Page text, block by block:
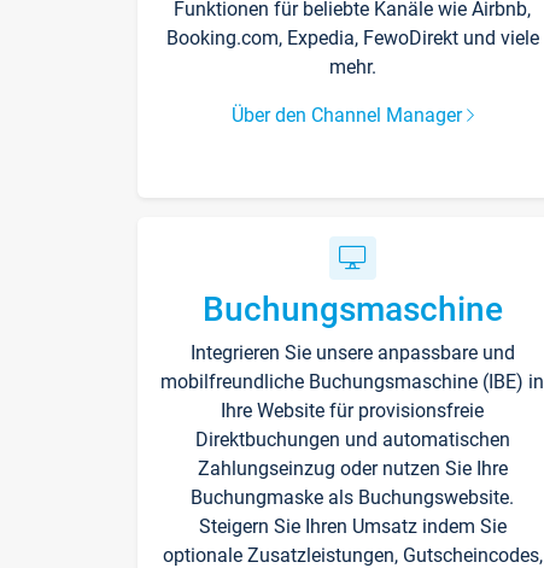
Funktionen für beliebte Kanäle wie Airbnb,
Booking.com, Expedia, FewoDirekt und viele
mehr.
Über den Channel Manager
Buchungsmaschine
Integrieren Sie unsere anpassbare und
mobilfreundliche Buchungsmaschine (IBE) in
Ihre Website für provisionsfreie
Direktbuchungen und automatischen
Zahlungseinzug oder nutzen Sie Ihre
Buchungmaske als Buchungswebsite.
Steigern Sie Ihren Umsatz indem Sie
optionale Zusatzleistungen, Gutscheincodes,